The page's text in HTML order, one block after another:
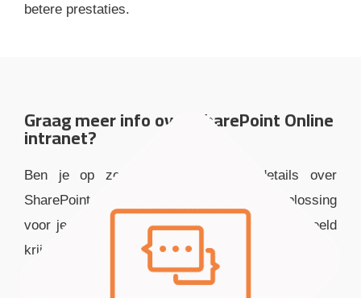
betere prestaties.
Graag meer info over SharePoint Online
intranet?
Ben je op zoek naar uitgebreide details over
SharePoint Online als eigentijdse intranetoplossing
voor je organisatie? Wil je snel een duidelijk beeld
krijgen van de mogelijkheden van SharePoint
Online als intranet voor jouw bedrijf?